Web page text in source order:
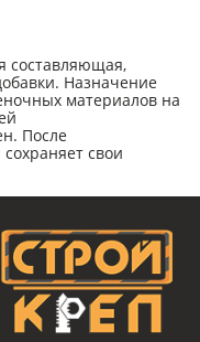
составляющая,
Назначение
материалов на
После
свои